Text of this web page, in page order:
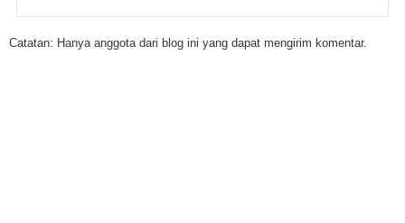
Catatan: Hanya anggota dari blog ini yang dapat mengirim komentar.